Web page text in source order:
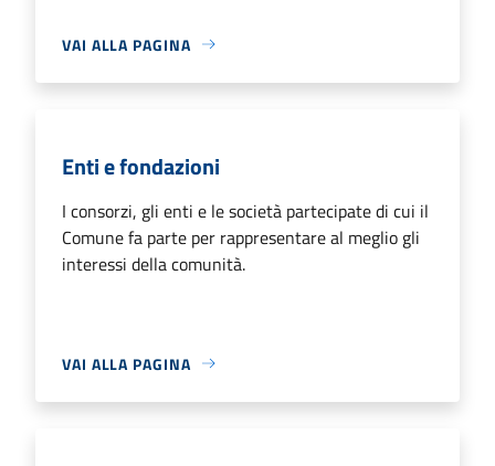
VAI ALLA PAGINA
Enti e fondazioni
I consorzi, gli enti e le società partecipate di cui il
Comune fa parte per rappresentare al meglio gli
interessi della comunità.
VAI ALLA PAGINA